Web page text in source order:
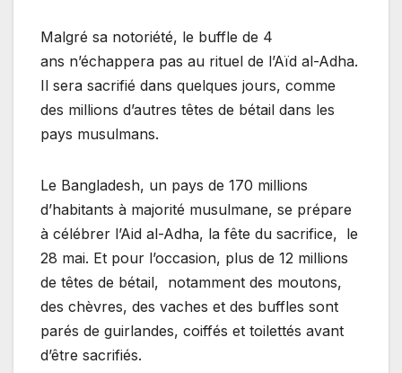
Malgré sa notoriété, le buffle de 4
ans n’échappera pas au rituel de l’Aïd al-Adha.
Il sera sacrifié dans quelques jours, comme
des millions d’autres têtes de bétail dans les
pays musulmans.
Le Bangladesh, un pays de 170 millions
d’habitants à majorité musulmane, se prépare
à célébrer l’Aid al-Adha, la fête du sacrifice, le
28 mai. Et pour l’occasion, plus de 12 millions
de têtes de bétail, notamment des moutons,
des chèvres, des vaches et des buffles sont
parés de guirlandes, coiffés et toilettés avant
d’être sacrifiés.